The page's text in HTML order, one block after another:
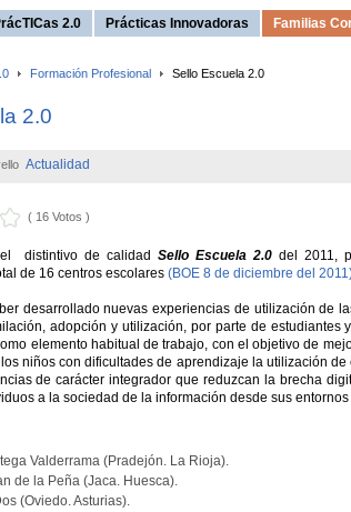
2.0 Prácticas Innovadoras Familias
Formación Profesional Sello Escuela 2.0
2.0
Actualidad
( 16 Votos )
el distintivo de calidadSello Escuela 2.0 del 2011,
de 16 centros escolares(BOE 8 de diciembre del
desarrollado nuevas experiencias de utilización de
adopción y utilización, por parte de estudiantes
elemento habitual de trabajo, con el objetivo de
niños con dificultades de aprendizaje la utilización
de carácter integrador que reduzcan la brecha
a la sociedad de la información desde sus
Valderrama (Pradejón. La Rioja).
de la Peña (Jaca. Huesca).
(Oviedo. Asturias).